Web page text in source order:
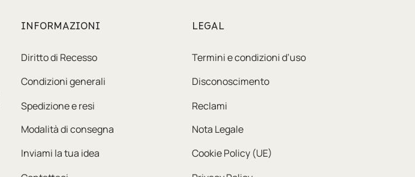
INFORMAZIONI
Diritto di Recesso
Condizioni generali
Spedizione e resi
Modalità di consegna
Inviami la tua idea
LEGAL
Termini e condizioni d’uso
Disconoscimento
Reclami
Nota Legale
Cookie Policy (UE)